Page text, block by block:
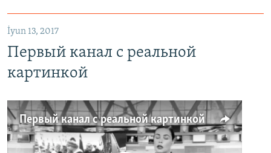
İyun 13, 2017
Первый канал с реальной
картинкой
Первый канал с реальной картинкой